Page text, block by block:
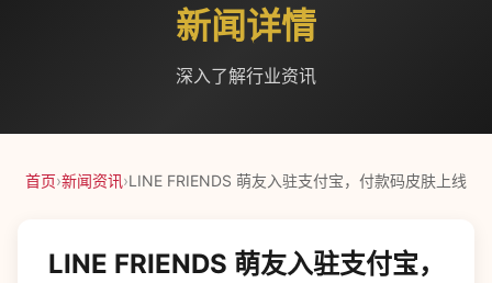
新闻详情
深入了解行业资讯
首页›新闻资讯›LINE FRIENDS 萌友入驻支付宝，付款码皮肤上线
LINE FRIENDS 萌友入驻支付宝，